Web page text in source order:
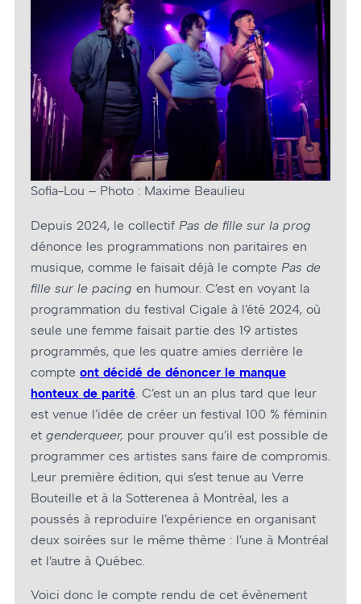
Sofia-Lou – Photo : Maxime Beaulieu
Depuis 2024, le collectif Pas de fille sur la prog
dénonce les programmations non paritaires en
musique, comme le faisait déjà le compte Pas de
fille sur le pacing en humour. C’est en voyant la
programmation du festival Cigale à l’été 2024, où
seule une femme faisait partie des 19 artistes
programmés, que les quatre amies derrière le
compte ont décidé de dénoncer le manque
honteux de parité . C’est un an plus tard que leur
est venue l’idée de créer un festival 100 % féminin
et genderqueer, pour prouver qu’il est possible de
programmer ces artistes sans faire de compromis.
Leur première édition, qui s’est tenue au Verre
Bouteille et à la Sotterenea à Montréal, les a
poussés à reproduire l’expérience en organisant
deux soirées sur le même thème : l’une à Montréal
et l’autre à Québec.
Voici donc le compte rendu de cet évènement